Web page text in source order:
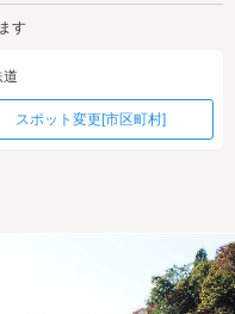
す
道
スポット変更[市区町村]